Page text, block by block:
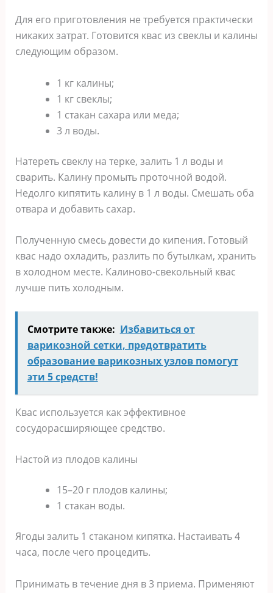
Для его приготовления не требуется практически
никаких затрат. Готовится квас из свеклы и калины
следующим образом.
1 кг калины;
1 кг свеклы;
1 стакан сахара или меда;
3 л воды.
Натереть свеклу на терке, залить 1 л воды и
сварить. Калину промыть проточной водой.
Недолго кипятить калину в 1 л воды. Смешать оба
отвара и добавить сахар.
Полученную смесь довести до кипения. Готовый
квас надо охладить, разлить по бутылкам, хранить
в холодном месте. Калиново-свекольный квас
лучше пить холодным.
Смотрите также: Избавиться от
варикозной сетки, предотвратить
образование варикозных узлов помогут
эти 5 средств!
Квас используется как эффективное
сосудорасширяющее средство.
Настой из плодов калины
15–20 г плодов калины;
1 стакан воды.
Ягоды залить 1 стаканом кипятка. Настаивать 4
часа, после чего процедить.
Принимать в течение дня в 3 приема. Применяют